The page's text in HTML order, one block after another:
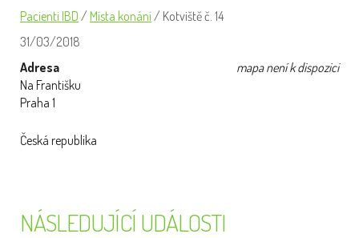
Pacienti IBD / Místa konání/ Kotviště č. 14
31/03/2018
mapa není k dispozici
Adresa
Na Františku
Praha 1
Česká republika
NÁSLEDUJÍCÍ UDÁLOSTI